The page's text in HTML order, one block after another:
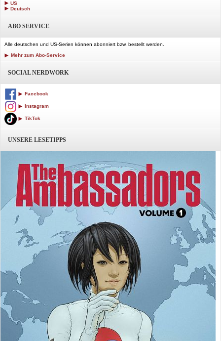
US
Deutsch
ABO SERVICE
Alle deutschen und US-Serien können abonniert bzw. bestellt werden.
Mehr zum Abo-Service
SOCIAL NERDWORK
Facebook
Instagram
TikTok
UNSERE LESETIPPS